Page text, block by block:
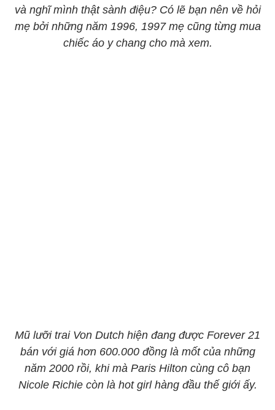
và nghĩ mình thật sành điệu? Có lẽ bạn nên về hỏi
mẹ bởi những năm 1996, 1997 mẹ cũng từng mua
chiếc áo y chang cho mà xem.
Mũ lưỡi trai Von Dutch hiện đang được Forever 21
bán với giá hơn 600.000 đồng là mốt của những
năm 2000 rồi, khi mà Paris Hilton cùng cô bạn
Nicole Richie còn là hot girl hàng đầu thế giới ấy.